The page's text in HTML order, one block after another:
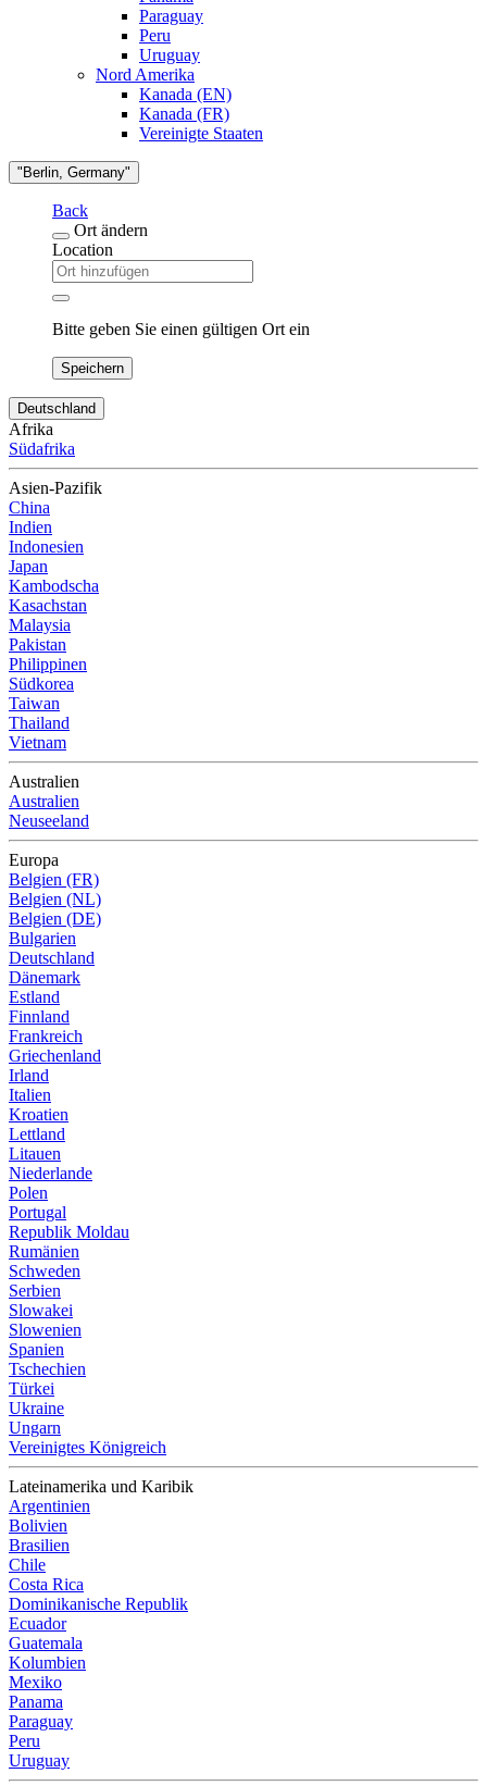
Paraguay
Peru
Uruguay
Nord Amerika
Kanada (EN)
Kanada (FR)
Vereinigte Staaten
"Berlin, Germany"
Back
Ort ändern
Location
Bitte geben Sie einen gültigen Ort ein
Speichern
Deutschland
Afrika
Südafrika
Asien-Pazifik
China
Indien
Indonesien
Japan
Kambodscha
Kasachstan
Malaysia
Pakistan
Philippinen
Südkorea
Taiwan
Thailand
Vietnam
Australien
Australien
Neuseeland
Europa
Belgien (FR)
Belgien (NL)
Belgien (DE)
Bulgarien
Deutschland
Dänemark
Estland
Finnland
Frankreich
Griechenland
Irland
Italien
Kroatien
Lettland
Litauen
Niederlande
Polen
Portugal
Republik Moldau
Rumänien
Schweden
Serbien
Slowakei
Slowenien
Spanien
Tschechien
Türkei
Ukraine
Ungarn
Vereinigtes Königreich
Lateinamerika und Karibik
Argentinien
Bolivien
Brasilien
Chile
Costa Rica
Dominikanische Republik
Ecuador
Guatemala
Kolumbien
Mexiko
Panama
Paraguay
Peru
Uruguay